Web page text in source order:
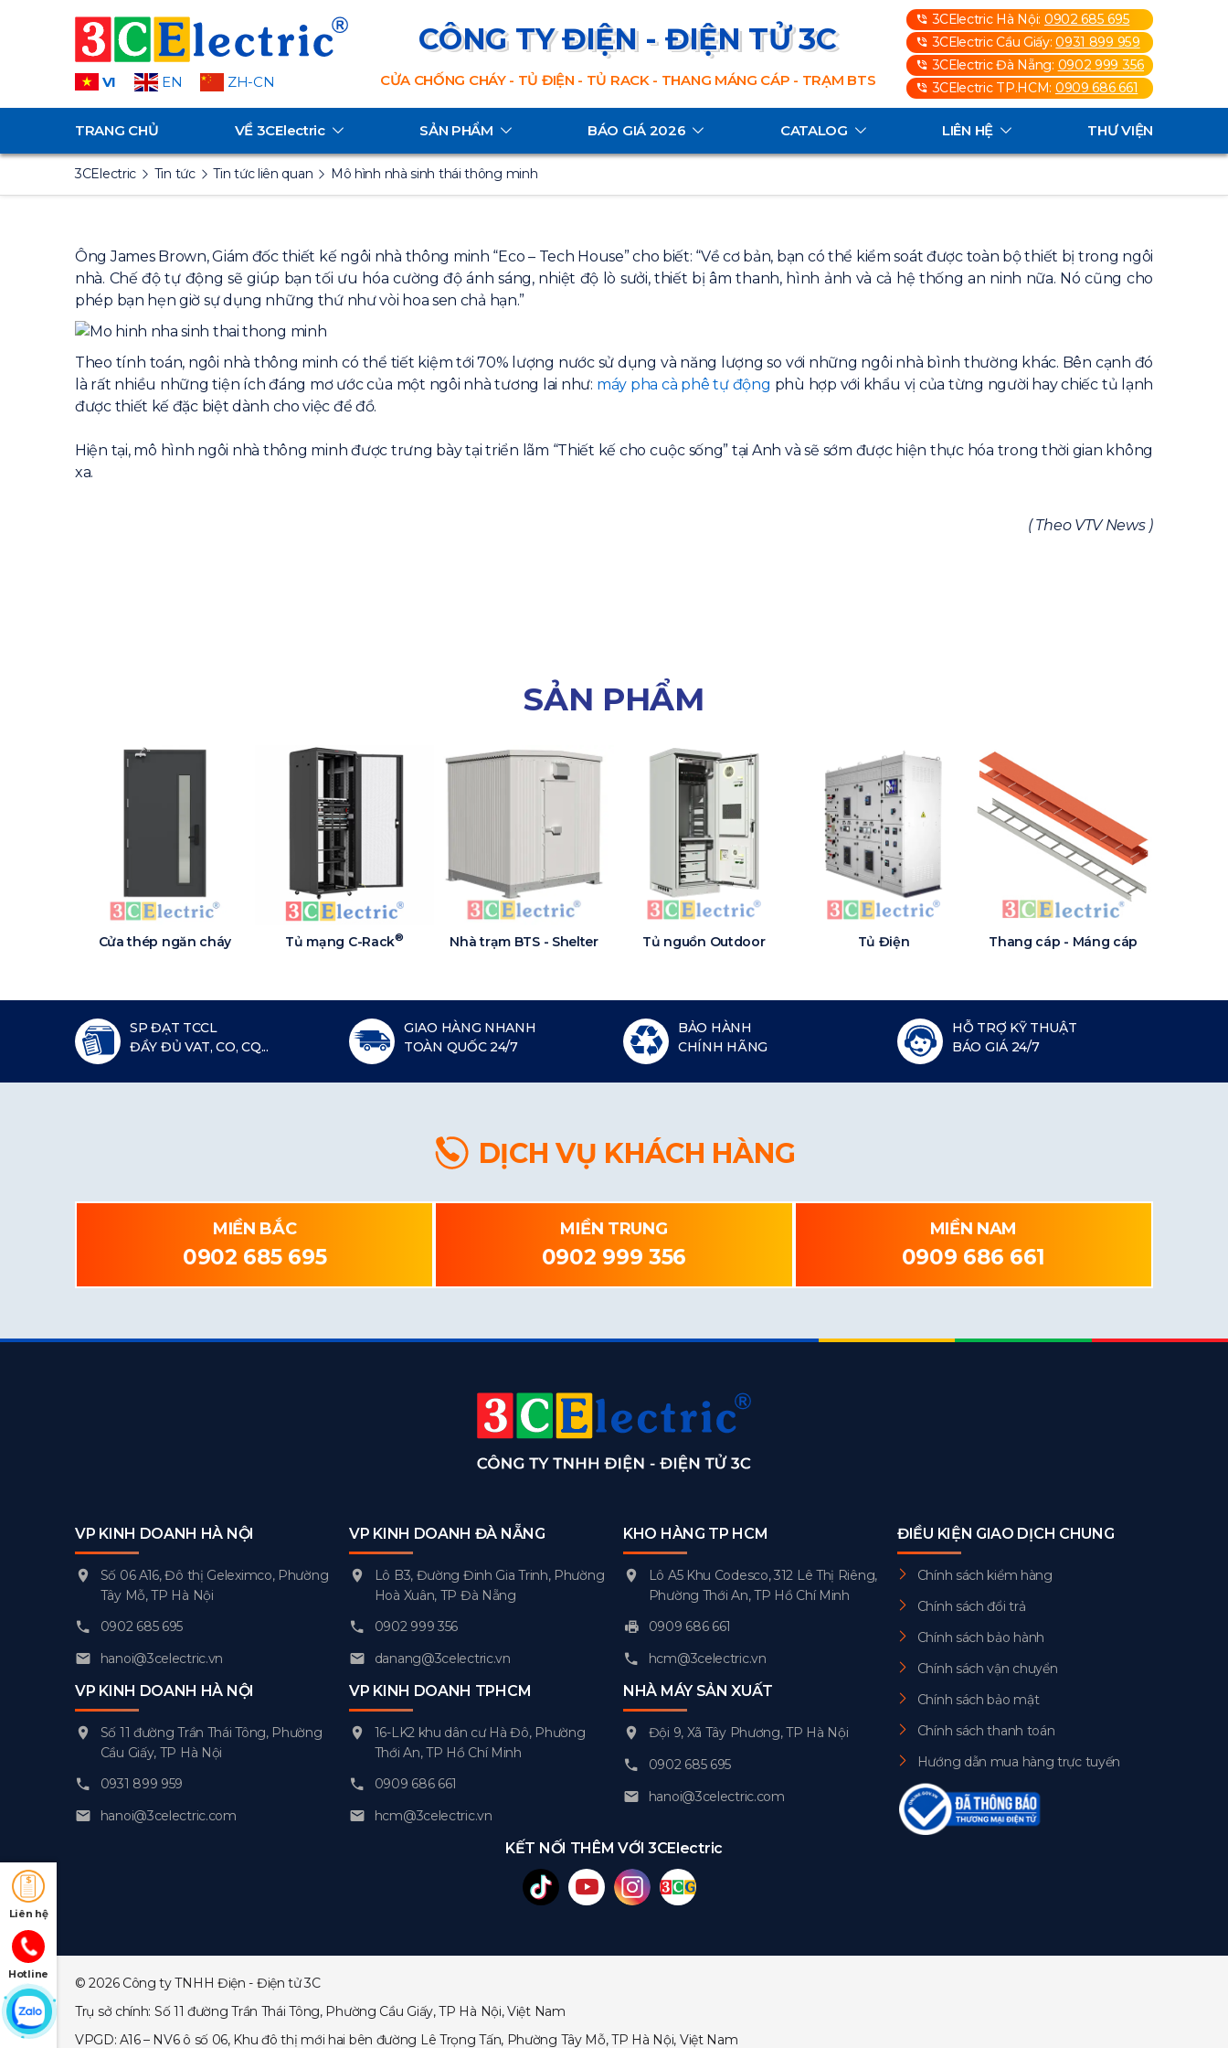
VI EN ZH-CN
CÔNG TY ĐIỆN - ĐIỆN TỬ 3C
CỬA CHỐNG CHÁY - TỦ ĐIỆN - TỦ RACK - THANG MÁNG CÁP - TRẠM BTS
3CElectric Hà Nội: 0902 685 695
3CElectric Cầu Giấy:0931 899 959
3CElectric Đà Nẵng: 0902 999 356
3CElectric TP.HCM: 0909 686 661
TRANG CHỦ VỀ 3CElectric SẢN PHẨM BÁO GIÁ 2026 CATALOG LIÊN HỆ THƯ VIỆN
3CElectric Tin tức Tin tức liên quan Mô hình nhà sinh thái thông minh
Ông James Brown, Giám đốc thiết kế ngôi nhà thông minh “Eco – Tech House” cho biết: “Về cơ bản, bạn có thể kiểm soát được toàn bộ thiết bị trong ngôi
nhà. Chế độ tự động sẽ giúp bạn tối ưu hóa cường độ ánh sáng, nhiệt độ lò sưởi, thiết bị âm thanh, hình ảnh và cả hệ thống an ninh nữa. Nó cũng cho
phép bạn hẹn giờ sự dụng những thứ như vòi hoa sen chả hạn.”
Theo tính toán, ngôi nhà thông minh có thể tiết kiệm tới 70% lượng nước sử dụng và năng lượng so với những ngôi nhà bình thường khác. Bên cạnh đó
là rất nhiều những tiện ích đáng mơ ước của một ngôi nhà tương lai như: máy pha cà phê tự động phù hợp với khẩu vị của từng người hay chiếc tủ lạnh
được thiết kế đặc biệt dành cho việc để đồ.
Hiện tại, mô hình ngôi nhà thông minh được trưng bày tại triển lãm “Thiết kế cho cuộc sống” tại Anh và sẽ sớm được hiện thực hóa trong thời gian không
xa.
( Theo VTV News )
SẢN PHẨM
Cửa thép ngăn cháy Tủ mạng C-Rack® Nhà trạm BTS - Shelter Tủ nguồn Outdoor Tủ Điện Thang cáp - Máng cáp
Liên hệ
Hotline
SP ĐẠT TCCL
ĐẦY ĐỦ VAT, CO, CQ...
GIAO HÀNG NHANH
TOÀN QUỐC 24/7
BẢO HÀNH
CHÍNH HÃNG
HỖ TRỢ KỸ THUẬT
BÁO GIÁ 24/7
DỊCH VỤ KHÁCH HÀNG
MIỀN BẮC
0902 685 695
MIỀN TRUNG
0902 999 356
MIỀN NAM
0909 686 661
VP KINH DOANH HÀ NỘI
Số 06 A16, Đô thị Geleximco, Phường
Tây Mỗ, TP Hà Nội
0902 685 695
hanoi@3celectric.vn
VP KINH DOANH HÀ NỘI
Số 11 đường Trần Thái Tông, Phường
Cầu Giấy, TP Hà Nội
0931 899 959
hanoi@3celectric.com
VP KINH DOANH ĐÀ NẴNG
Lô B3, Đường Đinh Gia Trinh, Phường
Hoà Xuân, TP Đà Nẵng
0902 999 356
danang@3celectric.vn
VP KINH DOANH TPHCM
16-LK2 khu dân cư Hà Đô, Phường
Thới An, TP Hồ Chí Minh
0909 686 661
hcm@3celectric.vn
KHO HÀNG TP HCM
Lô A5 Khu Codesco, 312 Lê Thị Riêng,
Phường Thới An, TP Hồ Chí Minh
0909 686 661
hcm@3celectric.vn
NHÀ MÁY SẢN XUẤT
Đội 9, Xã Tây Phương, TP Hà Nội
0902 685 695
hanoi@3celectric.com
ĐIỀU KIỆN GIAO DỊCH CHUNG
Chính sách kiểm hàng
Chính sách đổi trả
Chính sách bảo hành
Chính sách vận chuyển
Chính sách bảo mật
Chính sách thanh toán
Hướng dẫn mua hàng trực tuyến
KẾT NỐI THÊM VỚI 3CElectric
© 2026 Công ty TNHH Điện - Điện tử 3C
Trụ sở chính: Số 11 đường Trần Thái Tông, Phường Cầu Giấy, TP Hà Nội, Việt Nam
VPGD: A16 – NV6 ô số 06, Khu đô thị mới hai bên đường Lê Trọng Tấn, Phường Tây Mỗ, TP Hà Nội, Việt Nam